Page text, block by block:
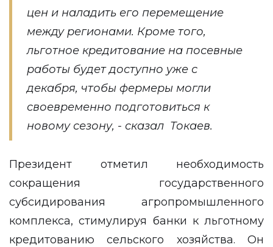
цен и наладить его перемещение
между регионами. Кроме того,
льготное кредитование на посевные
работы будет доступно уже с
декабря, чтобы фермеры могли
своевременно подготовиться к
новому сезону, - сказал Токаев.
Президент отметил необходимость
сокращения государственного
субсидирования агропромышленного
комплекса, стимулируя банки к льготному
кредитованию сельского хозяйства. Он